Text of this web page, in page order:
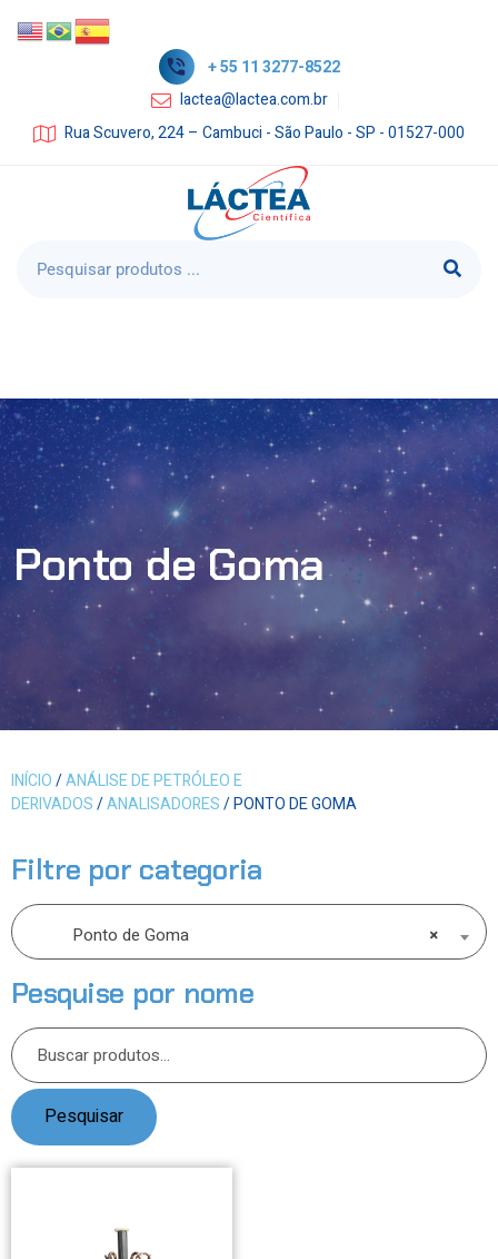
+ 55 11 3277-8522
lactea@lactea.com.br
Rua Scuvero, 224 – Cambuci - São Paulo - SP - 01527-000
Ponto de Goma
INÍCIO/ANÁLISE DE PETRÓLEO E
DERIVADOS/ANALISADORES/ PONTO DE GOMA
Filtre por categoria
×
Ponto de Goma
Pesquise por nome
Pesquisar